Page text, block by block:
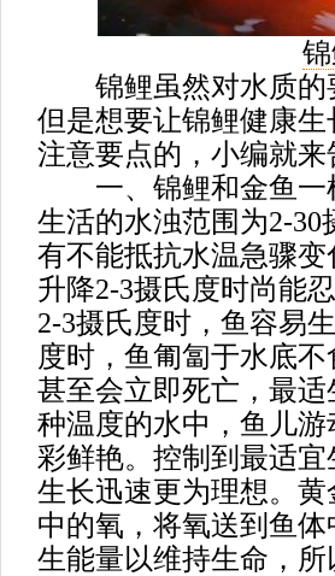
锦鲤虽然对水质的
但是想要让锦鲤健康
注意要点的，小编就来
一、锦鲤和金鱼一
生活的水浊范围为2-
有不能抵抗水温急骤
升降2-3摄氏度时尚能
2-3摄氏度时，鱼容易
度时，鱼匍匐于水底
甚至会立即死亡，最
种温度的水中，鱼儿
彩鲜艳。控制到最适
生长迅速更为理想。
中的氧，将氧送到鱼
生能量以维持生命，